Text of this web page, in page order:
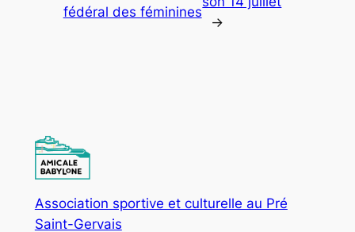
fédéral des féminines
→
Association sportive et culturelle au Pré
Saint-Gervais